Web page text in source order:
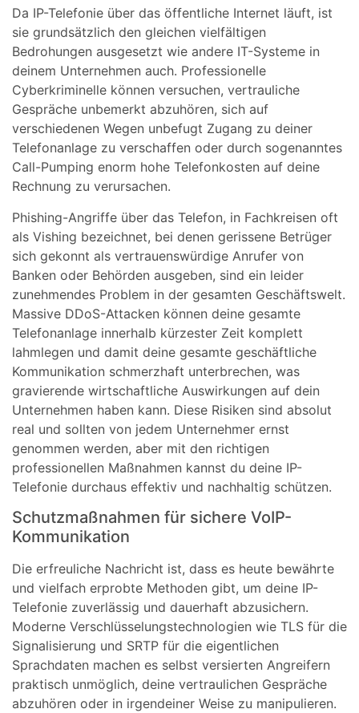
Da IP-Telefonie über das öffentliche Internet läuft, ist
sie grundsätzlich den gleichen vielfältigen
Bedrohungen ausgesetzt wie andere IT-Systeme in
deinem Unternehmen auch. Professionelle
Cyberkriminelle können versuchen, vertrauliche
Gespräche unbemerkt abzuhören, sich auf
verschiedenen Wegen unbefugt Zugang zu deiner
Telefonanlage zu verschaffen oder durch sogenanntes
Call-Pumping enorm hohe Telefonkosten auf deine
Rechnung zu verursachen.
Phishing-Angriffe über das Telefon, in Fachkreisen oft
als Vishing bezeichnet, bei denen gerissene Betrüger
sich gekonnt als vertrauenswürdige Anrufer von
Banken oder Behörden ausgeben, sind ein leider
zunehmendes Problem in der gesamten Geschäftswelt.
Massive DDoS-Attacken können deine gesamte
Telefonanlage innerhalb kürzester Zeit komplett
lahmlegen und damit deine gesamte geschäftliche
Kommunikation schmerzhaft unterbrechen, was
gravierende wirtschaftliche Auswirkungen auf dein
Unternehmen haben kann. Diese Risiken sind absolut
real und sollten von jedem Unternehmer ernst
genommen werden, aber mit den richtigen
professionellen Maßnahmen kannst du deine IP-
Telefonie durchaus effektiv und nachhaltig schützen.
Schutzmaßnahmen für sichere VoIP-
Kommunikation
Die erfreuliche Nachricht ist, dass es heute bewährte
und vielfach erprobte Methoden gibt, um deine IP-
Telefonie zuverlässig und dauerhaft abzusichern.
Moderne Verschlüsselungstechnologien wie TLS für die
Signalisierung und SRTP für die eigentlichen
Sprachdaten machen es selbst versierten Angreifern
praktisch unmöglich, deine vertraulichen Gespräche
abzuhören oder in irgendeiner Weise zu manipulieren.